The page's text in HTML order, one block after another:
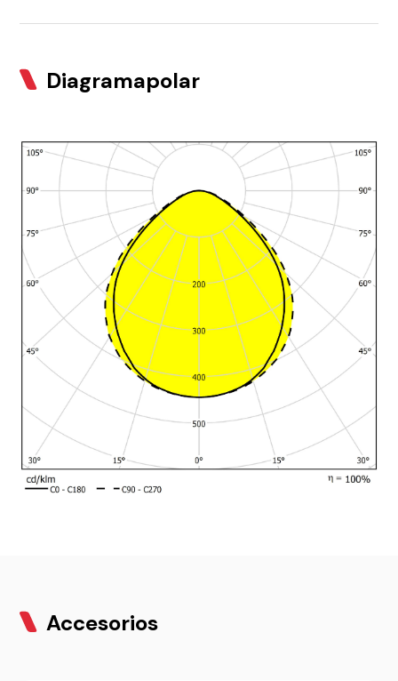
Diagramapolar
Accesorios